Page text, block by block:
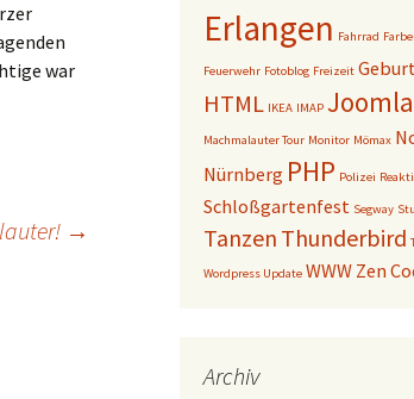
war
→
Erlangen Fahrrad
Feuerwehr Fotoblog Freizeit
HTML IKEA IMAP Joomla
Machmalauter Tour Monitor Mömax
Nürnberg PHP Polizei
Schloßgartenfest Segway
Tanzen Thunderbird
Wordpress Update WWW Zen
Archiv